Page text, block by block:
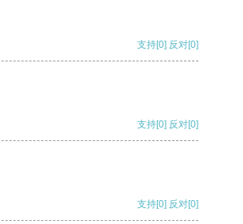
支持[0] 反对[0]
支持[0] 反对[0]
支持[0] 反对[0]